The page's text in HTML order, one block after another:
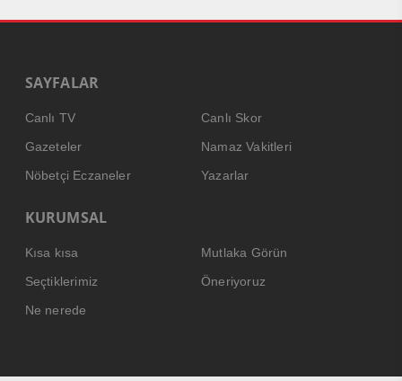
SAYFALAR
Canlı TV
Canlı Skor
Gazeteler
Namaz Vakitleri
Nöbetçi Eczaneler
Yazarlar
KURUMSAL
Kısa kısa
Mutlaka Görün
Seçtiklerimiz
Öneriyoruz
Ne nerede